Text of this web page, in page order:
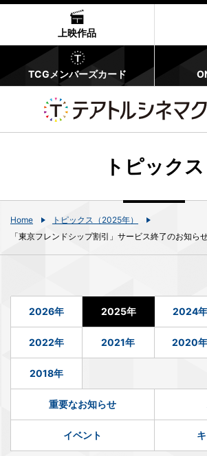
上映作品
TCGメンバーズカード
トピックス
Home
トピックス（2025年）
「東京フレンドシップ割引」サービス終了のお知ら
2026年 2025年 2024年
2022年 2021年 2020年
2018年
重要なお知らせ
イベント